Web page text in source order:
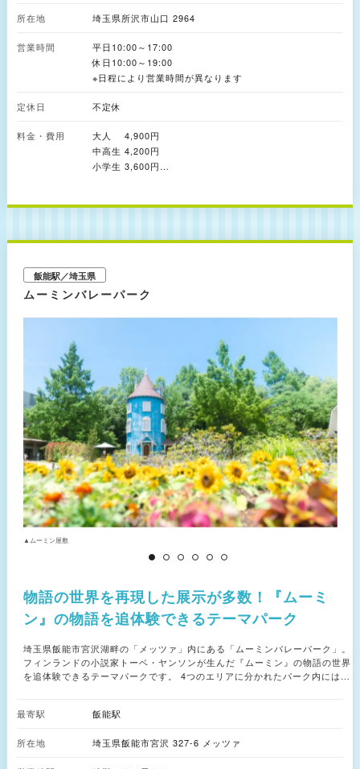
き込まれる没入型アトラクション「豪華列車はミステリーを乗せて」も楽し
プレイランド」が。子どもと一緒になって大はしゃぎできるゲームやアトラ
クションのほか、フォトスポットも満載です。 そのほかにも、メリーゴー
ラウンドや回転空中ブランコなど昔ながらのアトラクションが集まるエリア
クションなどを楽しめる「レッツゴー！レオランド」といったエリアも。
約150品種・1,400株のさまざまな品種のバラが咲き誇る「バラエン」、夏
季限定プールなど季節ごとの注目スポットもそろっています。
所在地 埼玉県所沢市山口 2964
営業時間
平日10:00～17:00
休日10:00～19:00
※日程により営業時間が異なります
定休日 不定休
料金・費用
大人 4,900円
中高生 4,200円
小学生 3,600円
※入園とアトラクションを利用できるフリーパスです
※一部アトラクション等は追加料金の支払いが必要です
飯能駅／埼玉県
ムーミンバレーパーク
▲ムーミン屋敷
物語の世界を再現した展示が多数！『ムーミ
ン』の物語を追体験できるテーマパーク
埼玉県飯能市宮沢湖畔の「メッツァ」内にある「ムーミンバレーパーク」。
フィンランドの小説家トーベ・ヤンソンが生んだ『ムーミン』の物語の世界
を追体験できるテーマパークです。 4つのエリアに分かれたパーク内には、
プ、各種アクティビティなどが充実しています。 中でも注目は、ムーミン
す。ムーミン一家の暮らしぶりをさまざまな展示から垣間見れるほか、エリ
最寄駅 飯能駅
所在地 埼玉県飯能市宮沢 327-6 メッツァ